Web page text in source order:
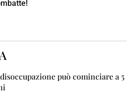
può cominciare a 5